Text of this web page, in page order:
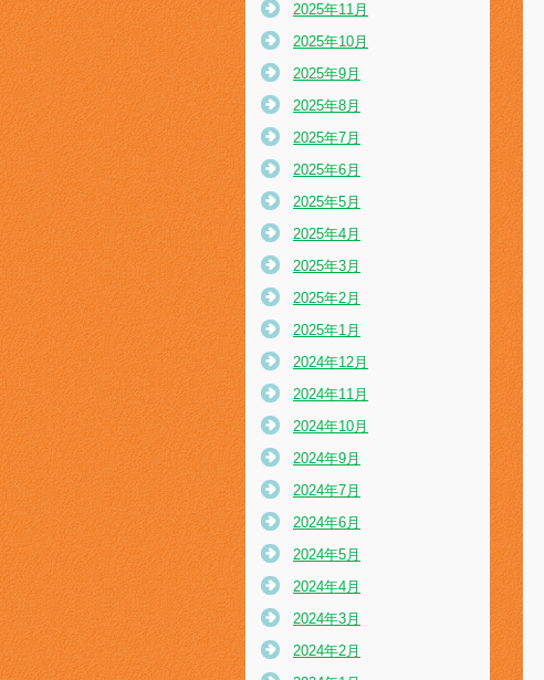
2025年11月
2025年10月
2025年9月
2025年8月
2025年7月
2025年6月
2025年5月
2025年4月
2025年3月
2025年2月
2025年1月
2024年12月
2024年11月
2024年10月
2024年9月
2024年7月
2024年6月
2024年5月
2024年4月
2024年3月
2024年2月